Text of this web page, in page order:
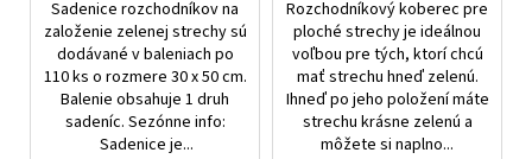
Sadenice rozchodníkov na
založenie zelenej strechy sú
dodávané v baleniach po
110 ks o rozmere 30 x 50 cm.
Balenie obsahuje 1 druh
sadeníc. Sezónne info:
Sadenice je...
Rozchodníkový koberec pre
ploché strechy je ideálnou
voľbou pre tých, ktorí chcú
mať strechu hneď zelenú.
Ihneď po jeho položení máte
strechu krásne zelenú a
môžete si naplno...